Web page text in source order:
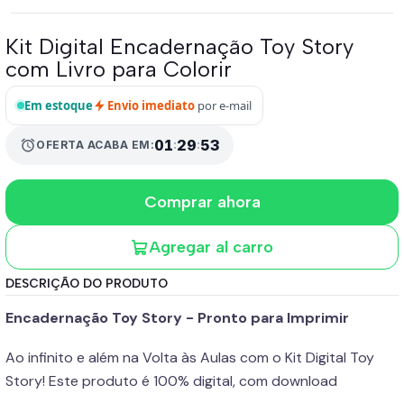
Kit Digital Encadernação Toy Story
com Livro para Colorir
Em estoque Envio imediato por e-mail
alarmOFERTA ACABA EM:01:29:52
Agregar al carro
Comprar ahora
DESCRIÇÃO DO PRODUTO
Encadernação Toy Story - Pronto para Imprimir
Ao infinito e além na Volta às Aulas com o Kit Digital Toy
Story! Este produto é 100% digital, com download